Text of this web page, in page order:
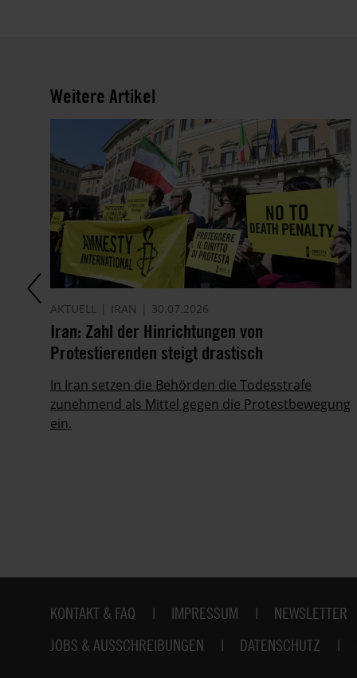
Weitere Artikel
AKTUELL IRAN 30.07.2026
Iran: Zahl der Hinrichtungen von
Protestierenden steigt drastisch
In Iran setzen die Behörden die Todesstrafe
zunehmend als Mittel gegen die Protestbewegung
ein.
Fußbereich
KONTAKT & FAQ IMPRESSUM NEWSLETTER
JOBS & AUSSCHREIBUNGEN
DATENSCHUTZ